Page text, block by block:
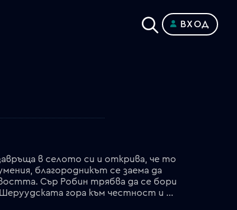
ВХОД
в селото си и открива, че то
благородникът се заема да
Сър Робин трябва да се бори
и за любовта за наскоро овдовялата лейди Мериън (Кейт Бланшет), докато води своите разбойници от Шеруудската гора към честност и победа.